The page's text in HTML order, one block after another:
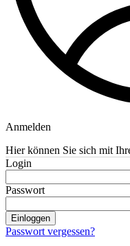
Anmelden
Hier können Sie sich mit
Login
Passwort
Einloggen
Passwort vergessen?